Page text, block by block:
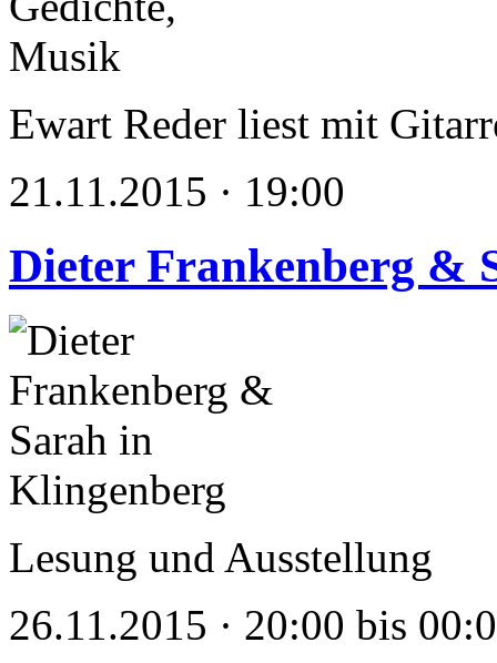
Ewart Reder liest mit
21.11.2015 · 19:00
Dieter Frankenberg &
Lesung und Ausstellung
26.11.2015 · 20:00 bis